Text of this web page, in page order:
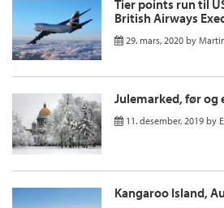
Tier points run til
British Airways
29. mars, 2020 by
Julemarked, før og
11. desember, 2019 by
Kangaroo Island,